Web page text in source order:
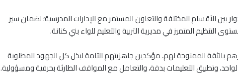
بين الأقسام المختلفة والتعاون المستمر مع الإدارات المدرسية؛ لضمان سير
التنظيم المتميز في مديرية التربية والتعليم للواء بني كنانة.
بالثقة الممنوحة لهم، مؤكدين جاهزيتهم التامة لبذل كل الجهود المطلوبة
وتطبيق التعليمات بدقة، والتعامل مع المواقف الطارئة بحرفية ومسؤولية.